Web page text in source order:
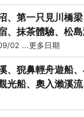
、第一只見川橋
、抹茶體驗、松
02 ...更多日期
、猊鼻輕舟遊船
光船、奧入瀨溪